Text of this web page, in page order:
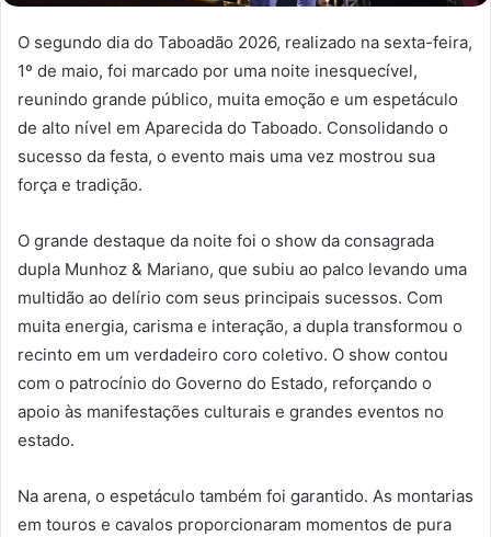
O segundo dia do Taboadão 2026, realizado na sexta-feira,
1º de maio, foi marcado por uma noite inesquecível,
reunindo grande público, muita emoção e um espetáculo
de alto nível em Aparecida do Taboado. Consolidando o
sucesso da festa, o evento mais uma vez mostrou sua
força e tradição.
O grande destaque da noite foi o show da consagrada
dupla Munhoz & Mariano, que subiu ao palco levando uma
multidão ao delírio com seus principais sucessos. Com
muita energia, carisma e interação, a dupla transformou o
recinto em um verdadeiro coro coletivo. O show contou
com o patrocínio do Governo do Estado, reforçando o
apoio às manifestações culturais e grandes eventos no
estado.
Na arena, o espetáculo também foi garantido. As montarias
em touros e cavalos proporcionaram momentos de pura